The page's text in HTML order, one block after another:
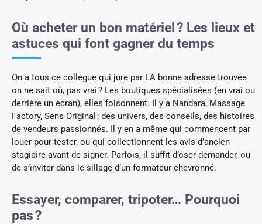
Où acheter un bon matériel ? Les lieux et
astuces qui font gagner du temps
On a tous ce collègue qui jure par LA bonne adresse trouvée
on ne sait où, pas vrai ? Les boutiques spécialisées (en vrai ou
derrière un écran), elles foisonnent. Il y a Nandara, Massage
Factory, Sens Original ; des univers, des conseils, des histoires
de vendeurs passionnés. Il y en a même qui commencent par
louer pour tester, ou qui collectionnent les avis d’ancien
stagiaire avant de signer. Parfois, il suffit d’oser demander, ou
de s’inviter dans le sillage d’un formateur chevronné.
Essayer, comparer, tripoter… Pourquoi
pas ?